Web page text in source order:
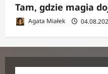
Tam, gdzie magia
Agata Miałek